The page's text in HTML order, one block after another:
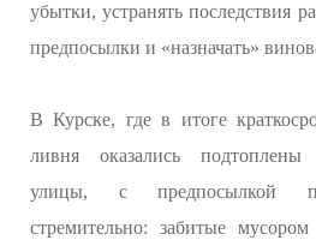
убытки, устранять последствия
предпосылки и «назначать»
В Курске, где в итоге
ливня оказались подтоплены
улицы, с предпосылкой
стремительно: забитые